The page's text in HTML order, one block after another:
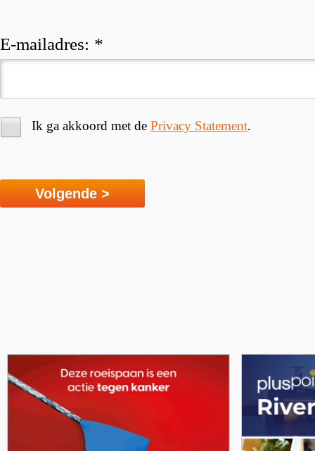
E-mailadres: *
Ik ga akkoord met de Privacy Statement.